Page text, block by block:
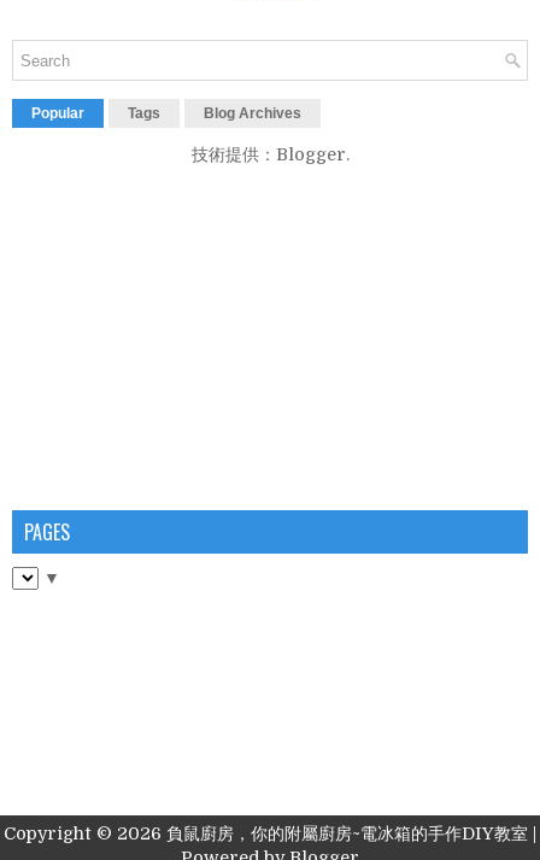
Popular Tags Blog Archives
技術提供： Blogger.
PAGES
▼
Copyright © 2026 負鼠廚房，你的附屬廚房~電冰箱的手作DIY教室 |